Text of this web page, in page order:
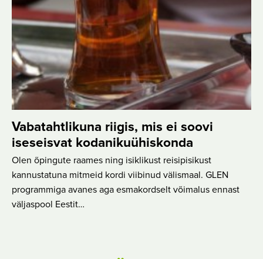
Vabatahtlikuna riigis, mis ei soovi
iseseisvat kodanikuühiskonda
Olen õpingute raames ning isiklikust reisipisikust
kannustatuna mitmeid kordi viibinud välismaal. GLEN
programmiga avanes aga esmakordselt võimalus ennast
väljaspool Eestit…